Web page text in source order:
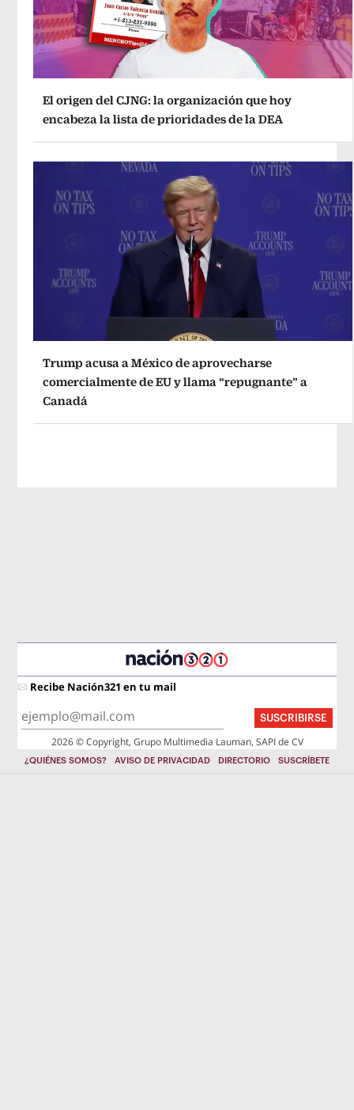
El origen del CJNG: la organización que hoy
encabeza la lista de prioridades de la DEA
Trump acusa a México de aprovecharse
comercialmente de EU y llama “repugnante” a
Canadá
Recibe Nación321 en tu mail
SUSCRIBIRSE
2026 © Copyright, Grupo Multimedia Lauman, SAPI de CV
¿QUIÉNES SOMOS? AVISO DE PRIVACIDAD DIRECTORIO SUSCRÍBETE